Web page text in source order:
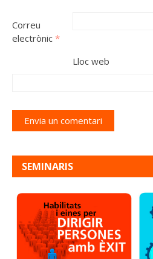
Correu
electrònic *
Lloc web
SEMINARIS